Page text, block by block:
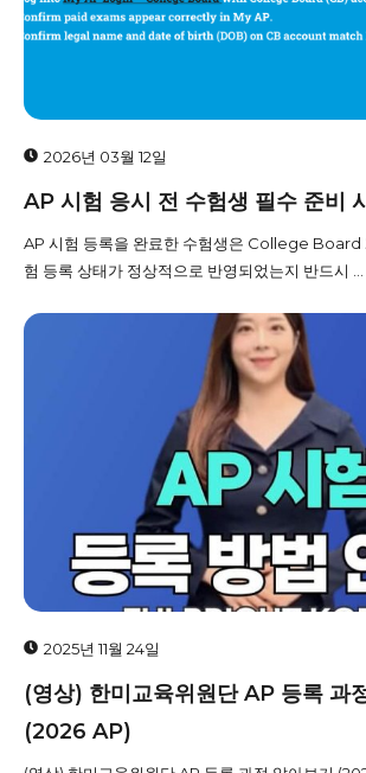
2026년 03월 12일
AP 시험 응시 전 수험생 필수 준비
AP 시험 등록을 완료한 수험생은 College Board
험 등록 상태가 정상적으로 반영되었는지 반드시 ...
2025년 11월 24일
(영상) 한미교육위원단 AP 등록 과
(2026 AP)